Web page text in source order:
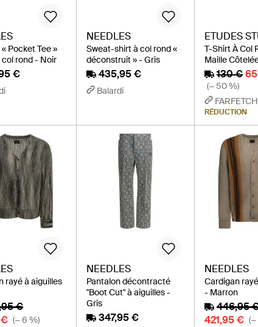
Pocket Tee »
rond - Noir
€
NEEDLES
Sweat-shirt à col rond «
déconstruit » - Gris
435,95 €
Balardi
ETUDES
T-Shirt À Col
Maille
130 €
(− 50 %)
FARFETCH
RÉDUCTION
rayé à aiguilles
€
€ (− 6 %)
NEEDLES
Pantalon décontracté
"Boot Cut" à aiguilles -
Gris
347,95 €
NEEDLES
Cardigan
- Marron
446,95
421,95 € (−